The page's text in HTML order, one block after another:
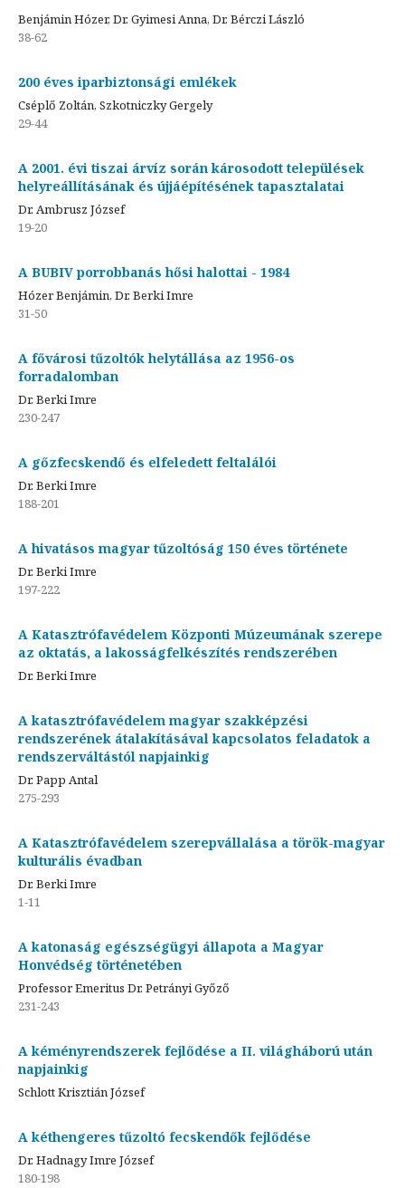
Benjámin Hózer, Dr. Gyimesi Anna, Dr. Bérczi László
38-62
200 éves iparbiztonsági emlékek
Cséplő Zoltán, Szkotniczky Gergely
29-44
A 2001. évi tiszai árvíz során károsodott települések
helyreállításának és újjáépítésének tapasztalatai
Dr. Ambrusz József
19-20
A BUBIV porrobbanás hősi halottai - 1984
Hózer Benjámin, Dr. Berki Imre
31-50
A fővárosi tűzoltók helytállása az 1956-os
forradalomban
Dr. Berki Imre
230-247
A gőzfecskendő és elfeledett feltalálói
Dr. Berki Imre
188-201
A hivatásos magyar tűzoltóság 150 éves története
Dr. Berki Imre
197-222
A Katasztrófavédelem Központi Múzeumának szerepe
az oktatás, a lakosságfelkészítés rendszerében
Dr. Berki Imre
A katasztrófavédelem magyar szakképzési
rendszerének átalakításával kapcsolatos feladatok a
rendszerváltástól napjainkig
Dr. Papp Antal
275-293
A Katasztrófavédelem szerepvállalása a török-magyar
kulturális évadban
Dr. Berki Imre
1-11
A katonaság egészségügyi állapota a Magyar
Honvédség történetében
Professor Emeritus Dr. Petrányi Győző
231-243
A kéményrendszerek fejlődése a II. világháború után
napjainkig
Schlott Krisztián József
A kéthengeres tűzoltó fecskendők fejlődése
Dr. Hadnagy Imre József
180-198